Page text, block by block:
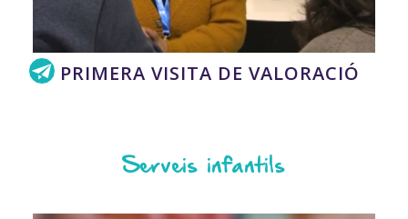
PRIMERA VISITA DE VALORACIÓ
Serveis infantils